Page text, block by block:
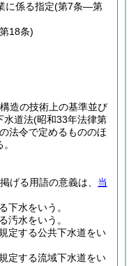
に係る指定(第7条―第
18条)
造の技術上の基準並び
水道法(昭和33年法律第
法令で定めるもののほ
げる用語の意義は、 当
水をいう。
水をいう。
定する公共下水道をい
定する流域下水道をい